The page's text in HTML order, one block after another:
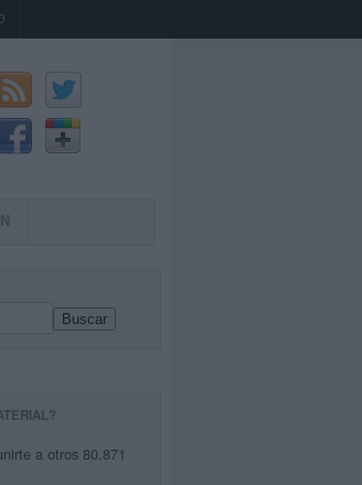
Buscar
a otros 80.871